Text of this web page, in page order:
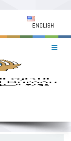
ENGLISH